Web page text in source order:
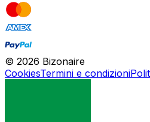
© 2026 Bizonaire
CookiesTermini e condizioni